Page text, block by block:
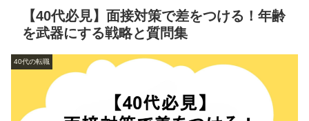
【40代必見】面接対策で差をつける！年齢
を武器にする戦略と質問集
40代の転職